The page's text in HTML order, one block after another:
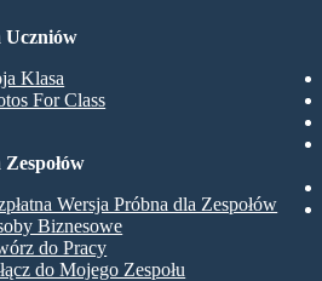
Uczniów
Klasa
For Class
Wersja Próbna dla Zespołów
Biznesowe
do Pracy
do Mojego Zespołu